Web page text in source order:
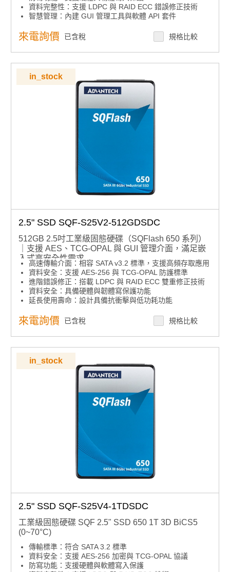
資料完整性：支援 LDPC 與 RAID ECC 錯誤修正技術
智慧管理：內建 GUI 管理工具與軟體 API 套件
高耐久選擇：支援高耐久性標準色譜產品
來電詢價 已含稅 規格比較
in_stock
2.5" SSD SQF-S25V2-512GDSDC
512GB 2.5吋工業級固態硬碟（SQFlash 650 系列）
｜支援 AES、TCG-OPAL 與 GUI 管理介面，滿足嵌
入式高安全性需求
高速傳輸介面：相容 SATA v3.2 標準，支援高頻存取應用
資料安全：支援 AES-256 與 TCG-OPAL 防護標準
進階錯誤修正：搭載 LDPC 與 RAID ECC 雙重修正技術
資料安全：具備硬體與韌體寫保護功能
延長使用壽命：設計具備抗衝擊與低功耗功能
產品諮詢服務：規格諮詢 / 案場規劃 / 交期確認
來電詢價 已含稅 規格比較
in_stock
2.5" SSD SQF-S25V4-1TDSDC
工業級固態硬碟 SQF 2.5" SSD 650 1T 3D BiCS5
(0~70°C)
傳輸標準：符合 SATA 3.2 標準
資料安全：支援 AES-256 加密與 TCG-OPAL 協議
防寫功能：支援硬體與軟體寫入保護